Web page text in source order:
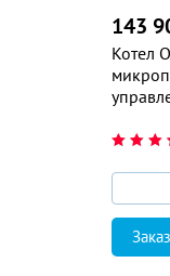
Котел
143